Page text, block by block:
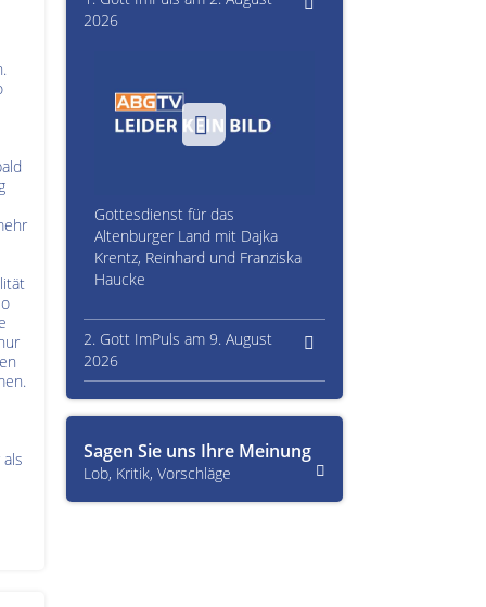
2026
Gottesdienst für das
Altenburger Land mit Dajka
Krentz, Reinhard und Franziska
Haucke
2. Gott ImPuls am 9. August
2026
Sagen Sie uns Ihre Meinung
Lob, Kritik, Vorschläge